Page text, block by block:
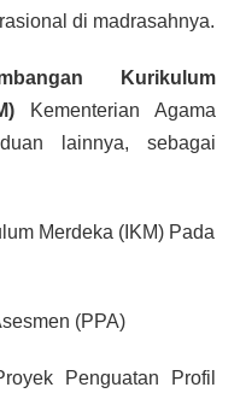
di madrasahnya.
Kurikulum
Kementerian Agama
lainnya, sebagai
Merdeka (IKM) Pada
(PPA)
Penguatan Profil